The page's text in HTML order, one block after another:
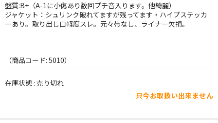
ROCK
WORLD
その他
盤質:B+（A-1に小傷あり数回プチ音入ります。他綺麗）
ジャケット：シュリンク破れてますが残ってます・ハイプステッカ
ーあり。取り出し口軽度スレ。元々帯なし、ライナー欠損。
（商品コード: 5010）
在庫状態 : 売り切れ
只今お取扱い出来ません